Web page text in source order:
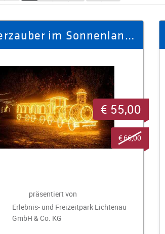
Winterzauber im Sonnenlandpark - Ausflug Winter 2025/26 für 4 Personen
präsentiert von
Erlebnis- und Freizeitpark Lichtenau
GmbH & Co. KG
€ 55,00
€ 66,00